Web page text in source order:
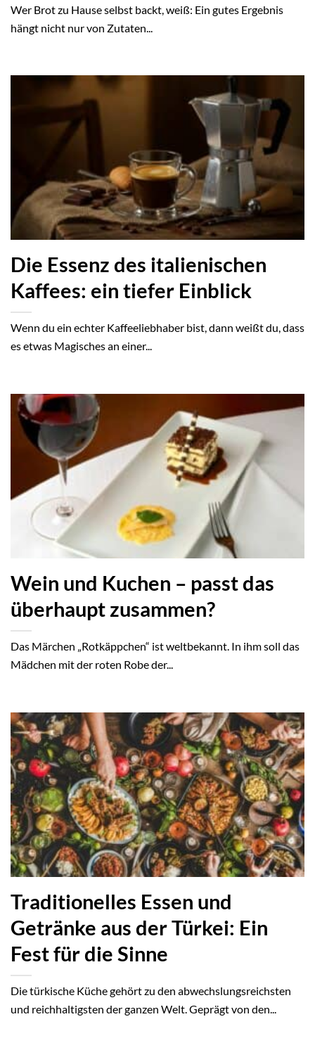
Wer Brot zu Hause selbst backt, weiß: Ein gutes Ergebnis
hängt nicht nur von Zutaten...
Die Essenz des italienischen
Kaffees: ein tiefer Einblick
Wenn du ein echter Kaffeeliebhaber bist, dann weißt du, dass
es etwas Magisches an einer...
Wein und Kuchen – passt das
überhaupt zusammen?
Das Märchen „Rotkäppchen“ ist weltbekannt. In ihm soll das
Mädchen mit der roten Robe der...
Traditionelles Essen und
Getränke aus der Türkei: Ein
Fest für die Sinne
Die türkische Küche gehört zu den abwechslungsreichsten
und reichhaltigsten der ganzen Welt. Geprägt von den...